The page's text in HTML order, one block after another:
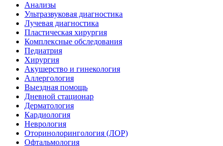
Анализы
Ультразвуковая диагностика
Лучевая диагностика
Пластическая хирургия
Комплексные обследования
Педиатрия
Хирургия
Акушерство и гинекология
Аллергология
Выездная помощь
Дневной стационар
Дерматология
Кардиология
Неврология
Оторинолорингология (ЛОР)
Офтальмология